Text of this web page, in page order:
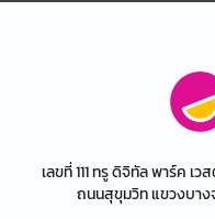
เลขที่ 111 ทรู ดิจิทัล พาร์ค เ
ถนนสุขุมวิท แขวงบาง